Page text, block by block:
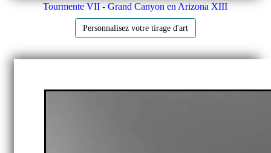
Tourmente VII - Grand Canyon en Arizona XIII
Personnalisez votre tirage d'art